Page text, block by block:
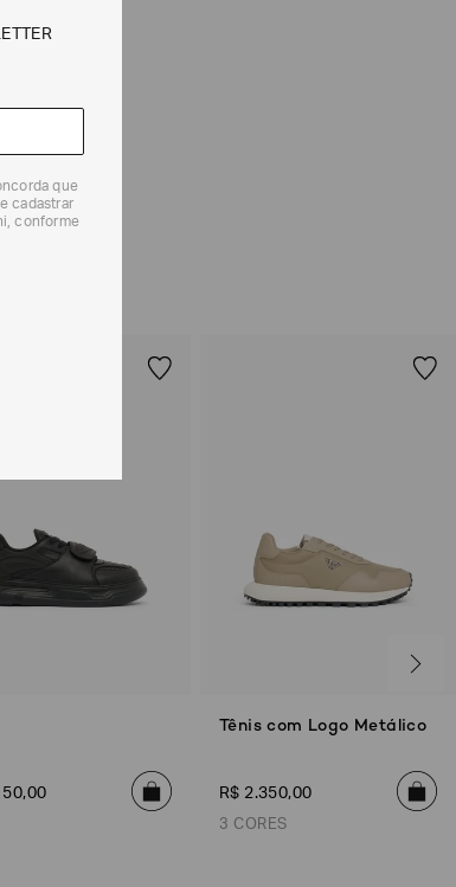
E a troca pode ser feita em até 30
seu recebimento sem custos adicionais.
o
condições de troca ou devolução, consulte a
,00
Tênis com Logo Metálico
R$ 2.350,00
3 CORES
que
cadastrar
conforme